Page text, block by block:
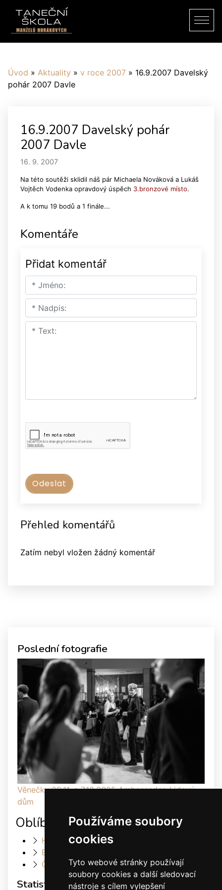
Používáme soubory
cookies
Tyto webové stránky používají
soubory cookies a další sledovací
nástroje s cílem vylepšení
Úvod » Aktuality » v roce 2007 » 16.9.2007 Davelský
pohár 2007 Davle
16.9.2007 Davelský pohár
2007 Davle
16. 9. 2007
Na této soutěži sklidil náš pár Michaela Nováková a Lukáš
Vojtěch Vodenka opravdový úspěch 3.bronzové místo.
A k tomu 19 bodů a 1 finále...
Komentáře
Přidat komentář
Přehled komentářů
Zatím nebyl vložen žádný komentář
Poslední fotografie
Věnečky 29.11. a 7.12.2025 Ambassador, Lidový
dům
Oblíbené odkazy
Heller Dance & Fashion
Elis Dance Sport s.r.o.
Český svaz tanečního sportu
Statistiky